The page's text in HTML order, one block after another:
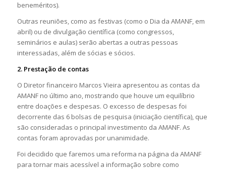
beneméritos).
Outras reuniões, como as festivas (como o Dia da AMANF, em
abril) ou de divulgação científica (como congressos,
seminários e aulas) serão abertas a outras pessoas
interessadas, além de sócias e sócios.
2. Prestação de contas
O Diretor financeiro Marcos Vieira apresentou as contas da
AMANF no último ano, mostrando que houve um equilíbrio
entre doações e despesas. O excesso de despesas foi
decorrente das 6 bolsas de pesquisa (iniciação científica), que
são consideradas o principal investimento da AMANF. As
contas foram aprovadas por unanimidade.
Foi decidido que faremos uma reforma na página da AMANF
para tornar mais acessível a informação sobre como